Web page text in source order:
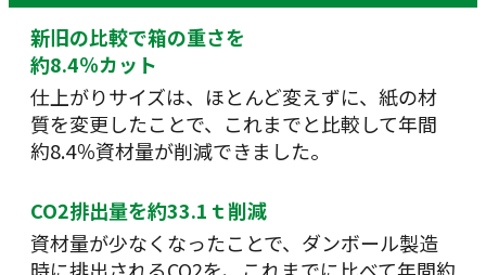
新旧の比較で箱の重さを
約8.4％カット
仕上がりサイズは、ほとんど変えずに、紙の材
質を変更したことで、これまでと比較して年間
約8.4％資材量が削減できました。
CO2排出量を約33.1ｔ削減
資材量が少なくなったことで、ダンボール製造